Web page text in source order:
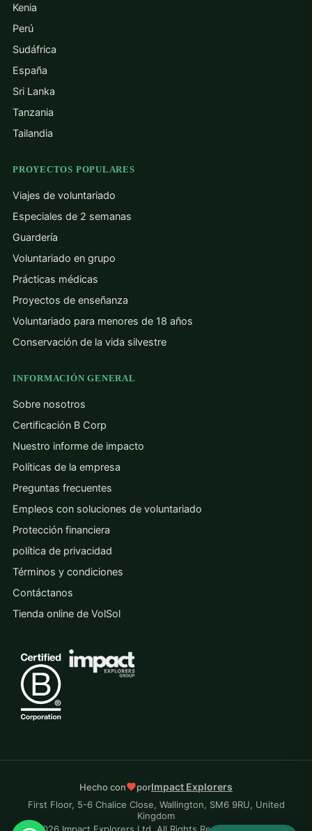
Kenia
Perú
Sudáfrica
España
Sri Lanka
Tanzania
Tailandia
PROYECTOS POPULARES
Viajes de voluntariado
Especiales de 2 semanas
Guardería
Voluntariado en grupo
Prácticas médicas
Proyectos de enseñanza
Voluntariado para menores de 18 años
Conservación de la vida silvestre
INFORMACIÓN GENERAL
Sobre nosotros
Certificación B Corp
Nuestro informe de impacto
Políticas de la empresa
Preguntas frecuentes
Empleos con soluciones de voluntariado
Protección financiera
política de privacidad
Términos y condiciones
Contáctanos
Tienda online de VolSol
Hecho con porImpact Explorers
First Floor, 5-6 Chalice Close, Wallington, SM6 9RU, United
Kingdom